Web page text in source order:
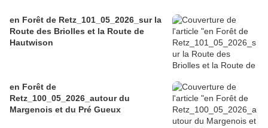
en Forêt de Retz_101_05_2026_sur la
Route des Briolles et la Route de
Hautwison
en Forêt de
Retz_100_05_2026_autour du
Margenois et du Pré Gueux